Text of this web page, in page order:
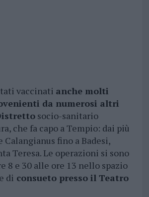
vaccinati anche molti
da numerosi altri
socio-sanitario
che fa capo a Tempio: dai più
fino a Badesi,
Teresa. Le operazioni si sono
8 e 30 alle ore 13 nello spazio
di consueto presso il Teatro